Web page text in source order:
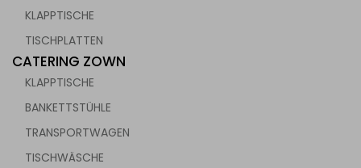
KLAPPTISCHE
TISCHPLATTEN
CATERING ZOWN
KLAPPTISCHE
BANKETTSTÜHLE
TRANSPORTWAGEN
TISCHWÄSCHE